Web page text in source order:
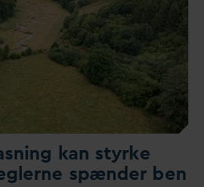
kan styrke
spænder ben